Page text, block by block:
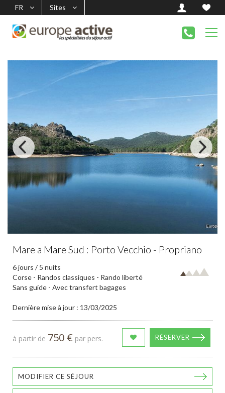
FR Sites
Mare a Mare Sud : Porto Vecchio - Propriano
6 jours / 5 nuits
Corse - Randos classiques - Rando liberté
Sans guide - Avec transfert bagages
Dernière mise à jour : 13/03/2025
à partir de 750 € par pers. RÉSERVER
MODIFIER CE SÉJOUR